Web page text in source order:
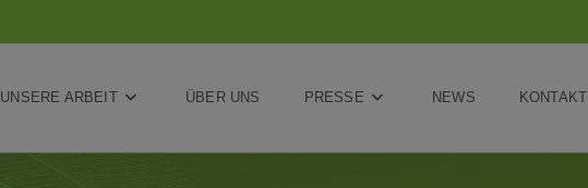
UNSERE ARBEIT ÜBER UNS PRESSE NEWS KONTAKT